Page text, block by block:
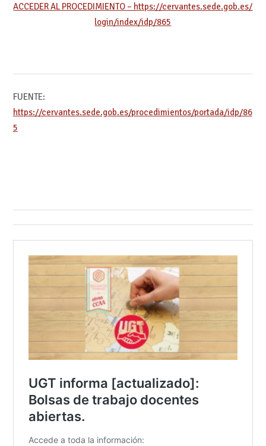
ACCEDER AL PROCEDIMIENTO – https://cervantes.sede.gob.es/
login/index/idp/865
FUENTE:
https://cervantes.sede.gob.es/procedimientos/portada/idp/86
5